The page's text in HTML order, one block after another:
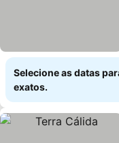
Selecione as datas
exatos.